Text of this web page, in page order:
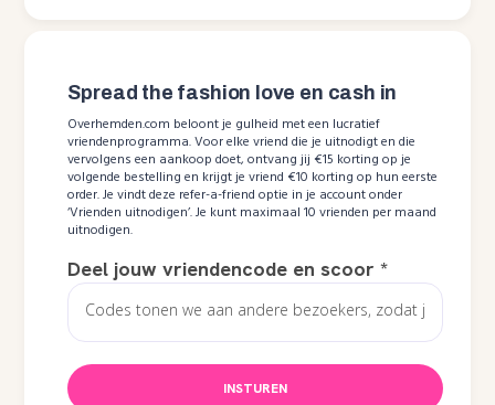
Spread the fashion love en cash in
Overhemden.com beloont je gulheid met een lucratief
vriendenprogramma. Voor elke vriend die je uitnodigt en die
vervolgens een aankoop doet, ontvang jij €15 korting op je
volgende bestelling en krijgt je vriend €10 korting op hun eerste
order. Je vindt deze refer-a-friend optie in je account onder
‘Vrienden uitnodigen’. Je kunt maximaal 10 vrienden per maand
uitnodigen.
Deel jouw vriendencode en scoor*
INSTUREN